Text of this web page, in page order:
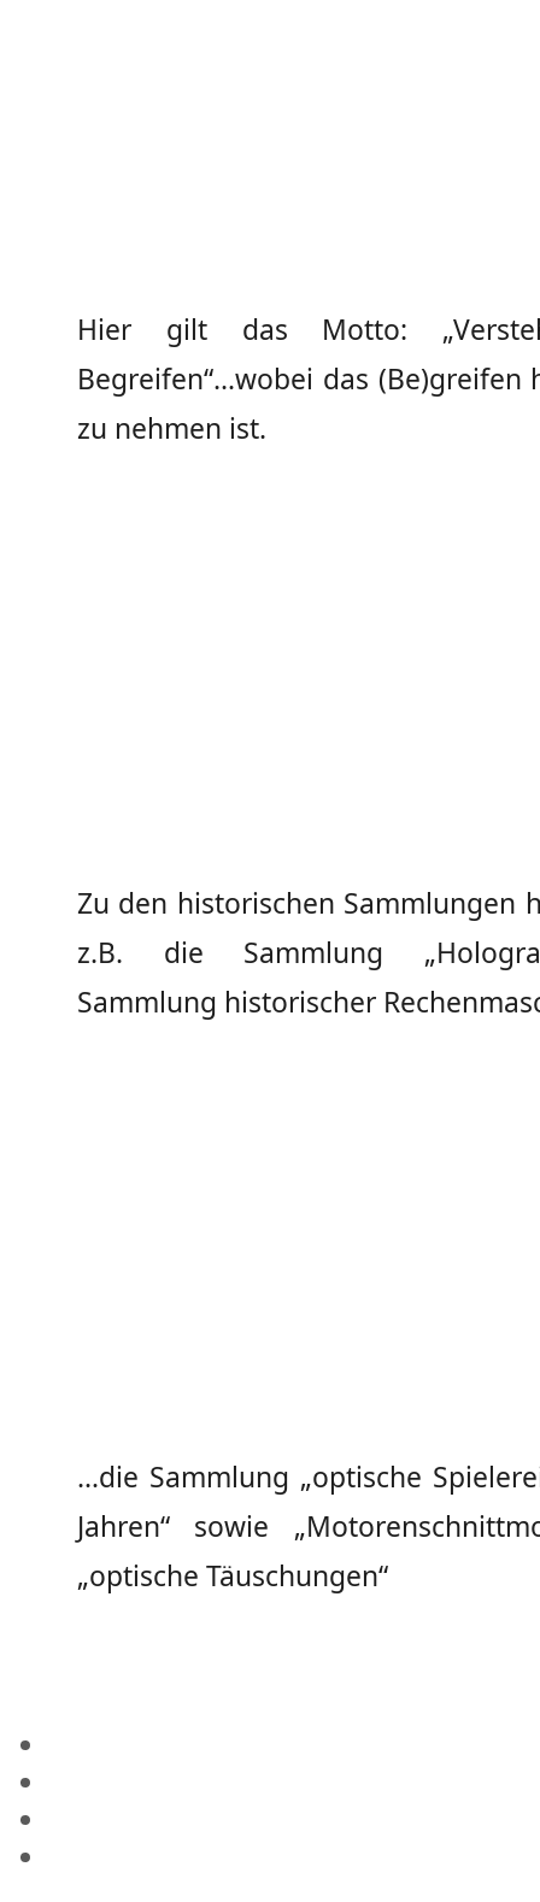
Hier gilt das Motto:
Begreifen“…wobei das (Be)greifen
zu nehmen ist.
Zu den historischen Sammlungen
z.B. die Sammlung
Sammlung historischer
…die Sammlung „optische
Jahren“ sowie
„optische Täuschungen“